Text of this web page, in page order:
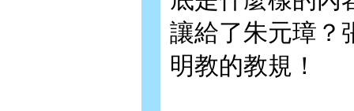
讓給了朱元璋？
明教的教規！